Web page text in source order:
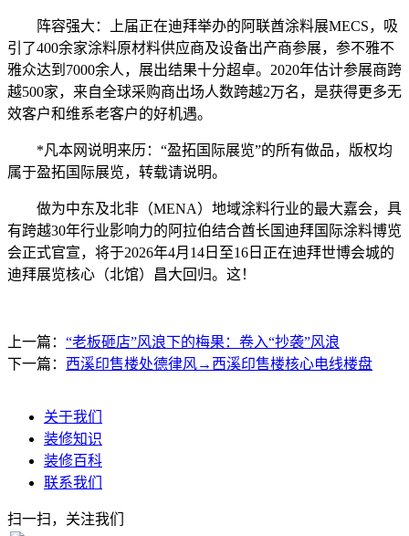
阵容强大：上届正在迪拜举办的阿联酋涂料展MECS，吸
引了400余家涂料原材料供应商及设备出产商参展，参不雅不
雅众达到7000余人，展出结果十分超卓。2020年估计参展商跨
越500家，来自全球采购商出场人数跨越2万名，是获得更多无
效客户和维系老客户的好机遇。
*凡本网说明来历：“盈拓国际展览”的所有做品，版权均
属于盈拓国际展览，转载请说明。
做为中东及北非（MENA）地域涂料行业的最大嘉会，具
有跨越30年行业影响力的阿拉伯结合酋长国迪拜国际涂料博览
会正式官宣，将于2026年4月14日至16日正在迪拜世博会城的
迪拜展览核心（北馆）昌大回归。这！
上一篇： “老板砸店”风浪下的梅果：卷入“抄袭”风浪
下一篇： 西溪印售楼处德律风→西溪印售楼核心电线楼盘
关于我们
装修知识
装修百科
联系我们
扫一扫，关注我们